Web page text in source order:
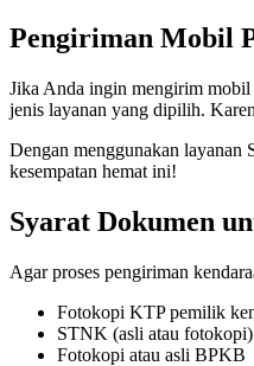
Pengiriman Mobil
Jika Anda ingin mengirim mobil
jenis layanan yang dipilih.
Dengan menggunakan layanan
kesempatan hemat ini!
Syarat Dokumen
Agar proses pengiriman
Fotokopi KTP pemilik
STNK (asli atau fotokopi)
Fotokopi atau asli BPKB